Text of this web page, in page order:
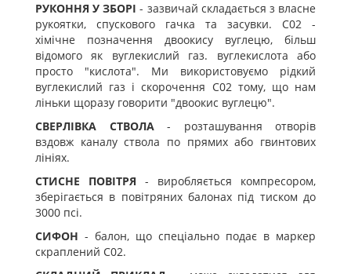
РУКОННЯ У ЗБОРІ - зазвичай складається з власне
рукоятки, спускового гачка та засувки. С02 -
хімічне позначення двоокису вуглецю, більш
відомого як вуглекислий газ. вуглекислота або
просто "кислота". Ми використовуємо рідкий
вуглекислий газ і скорочення С02 тому, що нам
ліньки щоразу говорити "двоокис вуглецю".
СВЕРЛІВКА СТВОЛА- розташування отворів
вздовж каналу ствола по прямих або гвинтових
лініях.
СТИСНЕ ПОВІТРЯ - виробляється компресором,
зберігається в повітряних балонах під тиском до
3000 псі.
СИФОН - балон, що спеціально подає в маркер
скраплений С02.